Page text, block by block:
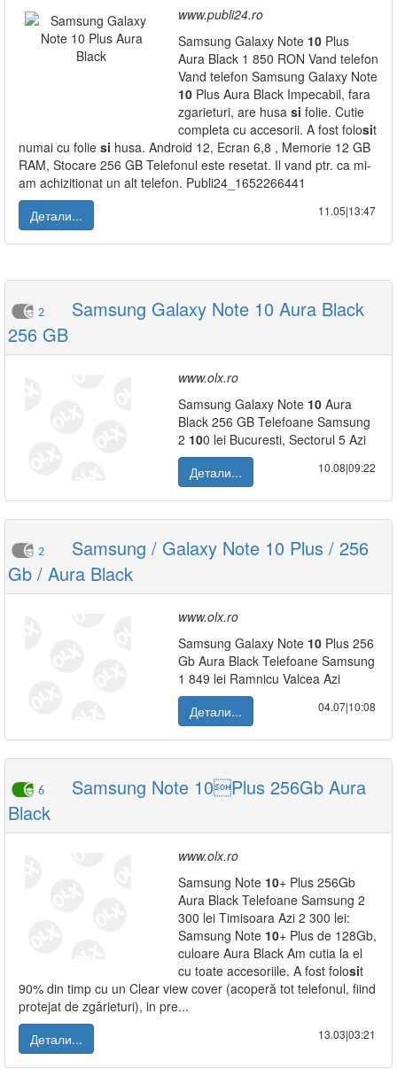
www.publi24.ro
Samsung Galaxy Note 10 Plus
Aura Black 1 850 RON Vand telefon
Vand telefon Samsung Galaxy Note
10 Plus Aura Black Impecabil, fara
zgarieturi, are husa si folie. Cutie
completa cu accesorii. A fost folosit
numai cu folie si husa. Android 12, Ecran 6,8 , Memorie 12 GB
RAM, Stocare 256 GB Telefonul este resetat. Il vand ptr. ca mi-
am achizitionat un alt telefon. Publi24_1652266441
Детали...
11.05|13:47
2
Samsung Galaxy Note 10 Aura Black
256 GB
www.olx.ro
Samsung Galaxy Note 10 Aura
Black 256 GB Telefoane Samsung
2 100 lei Bucuresti, Sectorul 5 Azi
Детали...
10.08|09:22
2
Samsung / Galaxy Note 10 Plus / 256
Gb / Aura Black
www.olx.ro
Samsung Galaxy Note 10 Plus 256
Gb Aura Black Telefoane Samsung
1 849 lei Ramnicu Valcea Azi
Детали...
04.07|10:08
6
Samsung Note 10Plus 256Gb Aura
Black
www.olx.ro
Samsung Note 10+ Plus 256Gb
Aura Black Telefoane Samsung 2
300 lei Timisoara Azi 2 300 lei:
Samsung Note 10+ Plus de 128Gb,
culoare Aura Black Am cutia la el
cu toate accesoriile. A fost folosit
90% din timp cu un Clear view cover (acoperă tot telefonul, fiind
protejat de zgârieturi), in pre...
Детали...
13.03|03:21